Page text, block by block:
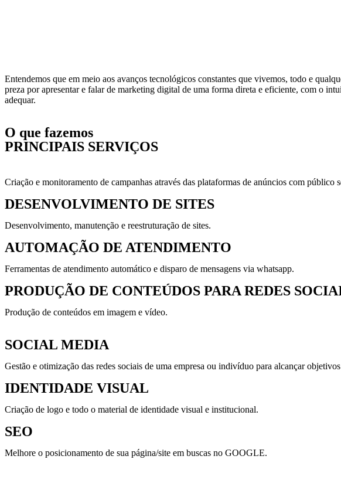
Entendemos que em meio aos avanços tecnológicos constantes que vivemos, todo e
preza por apresentar e falar de marketing digital de uma forma direta e eficiente, com o
adequar.
O que fazemos
PRINCIPAIS SERVIÇOS
Criação e monitoramento de campanhas através das plataformas de anúncios com público
DESENVOLVIMENTO DE SITES
Desenvolvimento, manutenção e reestruturação de sites.
AUTOMAÇÃO DE ATENDIMENTO
Ferramentas de atendimento automático e disparo de mensagens via whatsapp.
PRODUÇÃO DE CONTEÚDOS PARA REDES
Produção de conteúdos em imagem e vídeo.
SOCIAL MEDIA
Gestão e otimização das redes sociais de uma empresa ou indivíduo para alcançar
IDENTIDADE VISUAL
Criação de logo e todo o material de identidade visual e institucional.
SEO
Melhore o posicionamento de sua página/site em buscas no GOOGLE.